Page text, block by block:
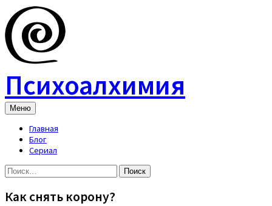
Skip
to
content
Психоалхимия
Меню
Главная
Блог
Сериал
Найти:
Как снять корону?